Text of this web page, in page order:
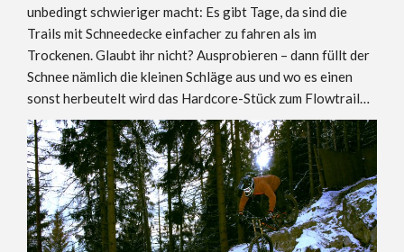
unbedingt schwieriger macht: Es gibt Tage, da sind die
Trails mit Schneedecke einfacher zu fahren als im
Trockenen. Glaubt ihr nicht? Ausprobieren – dann füllt der
Schnee nämlich die kleinen Schläge aus und wo es einen
sonst herbeutelt wird das Hardcore-Stück zum Flowtrail…